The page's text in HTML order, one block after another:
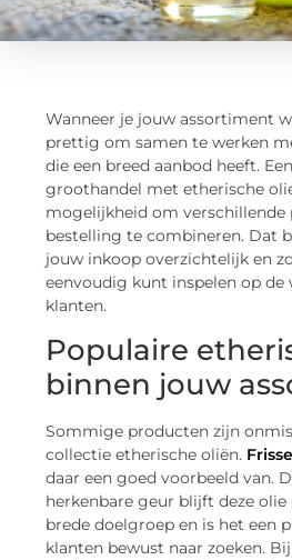
Wanneer je jouw assortiment
prettig om samen te werken
die een breed aanbod heeft.
groothandel met etherische
mogelijkheid om verschillende
bestelling te combineren. Dat
jouw inkoop overzichtelijk en
eenvoudig kunt inspelen op de
klanten.
Populaire
binnen jouw
Sommige producten zijn
collectie etherische oliën.
daar een goed voorbeeld van.
herkenbare geur blijft deze
brede doelgroep en is het een
klanten bewust naar zoeken.